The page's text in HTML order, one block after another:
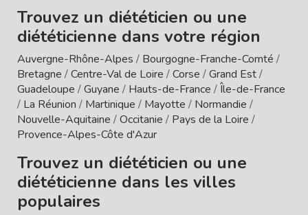
Trouvez un diététicien ou une
diététicienne dans votre région
Auvergne-Rhône-Alpes / Bourgogne-Franche-Comté /
Bretagne /Centre-Val de Loire /Corse /Grand Est/
Guadeloupe /Guyane / Hauts-de-France /Île-de-France
/ La Réunion / Martinique / Mayotte / Normandie /
Nouvelle-Aquitaine /Occitanie / Pays de la Loire /
Provence-Alpes-Côte d'Azur
Trouvez un diététicien ou une
diététicienne dans les villes
populaires